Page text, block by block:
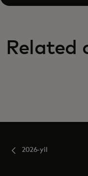
Related
2026-yil